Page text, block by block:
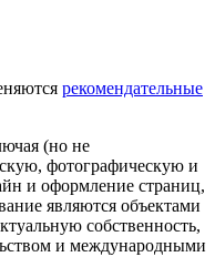
рекомендательные
(но не
фотографическую и
и оформление страниц,
являются объектами
собственность,
и международными